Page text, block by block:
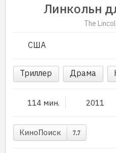
Линкольн
The
США
Триллер Драма
114 мин. 2011
КиноПоиск 7.7